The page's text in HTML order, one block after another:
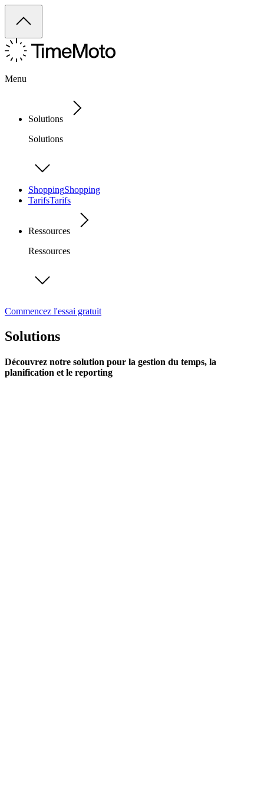
Menu
Solutions
Solutions
ShoppingShopping
TarifsTarifs
Ressources
Ressources
Commencez l'essai gratuit
Solutions
Découvrez notre solution pour la gestion du temps, la
planification et le reporting